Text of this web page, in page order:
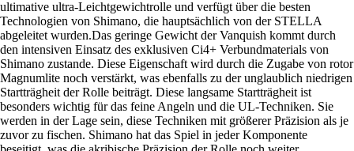
ultimative ultra-Leichtgewichtrolle und verfügt über die besten
Technologien von Shimano, die hauptsächlich von der STELLA
abgeleitet wurden.Das geringe Gewicht der Vanquish kommt durch
den intensiven Einsatz des exklusiven Ci4+ Verbundmaterials von
Shimano zustande. Diese Eigenschaft wird durch die Zugabe von rotor
Magnumlite noch verstärkt, was ebenfalls zu der unglaublich niedrigen
Startträgheit der Rolle beiträgt. Diese langsame Startträgheit ist
besonders wichtig für das feine Angeln und die UL-Techniken. Sie
werden in der Lage sein, diese Techniken mit größerer Präzision als je
zuvor zu fischen. Shimano hat das Spiel in jeder Komponente